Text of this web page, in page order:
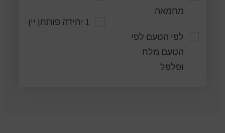
מחמאה
לפי הטעם לפי
הטעם מלח
ופלפל
1 יחידה פותחן יין